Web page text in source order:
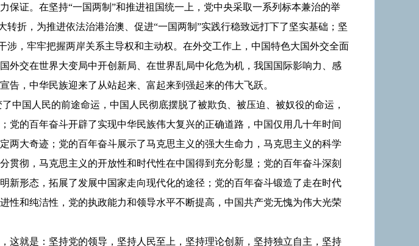
证。在坚持“一国两制”和推进祖国统一上，党中央采取一系列标本兼治的举
折，为推进依法治港治澳、促进“一国两制”实践行稳致远打下了坚实基础；坚
，牢牢把握两岸关系主导权和主动权。在外交工作上，中国特色大国外交全面
外交在世界大变局中开创新局、在世界乱局中化危为机，我国国际影响力、感
，中华民族迎来了从站起来、富起来到强起来的伟大飞跃。
中国人民的前途命运，中国人民彻底摆脱了被欺负、被压迫、被奴役的命运，
党的百年奋斗开辟了实现中华民族伟大复兴的正确道路，中国仅用几十年时间
两大奇迹；党的百年奋斗展示了马克思主义的强大生命力，马克思主义的科学
彻，马克思主义的开放性和时代性在中国得到充分彰显；党的百年奋斗深刻
新形态，拓展了发展中国家走向现代化的途径；党的百年奋斗锻造了走在时代
性和纯洁性，党的执政能力和领导水平不断提高，中国共产党无愧为伟大光荣
这就是：坚持党的领导，坚持人民至上，坚持理论创新，坚持独立自主，坚持